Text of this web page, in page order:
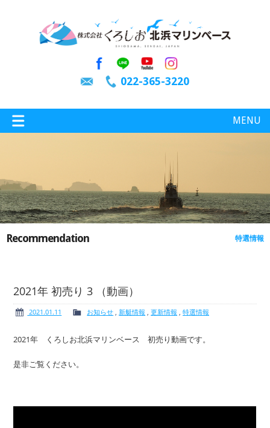
022-365-3220
MENU
特選情報 釣り情報
Recommendation 特選情報
2021年 初売り 3 （動画）
2021.01.11 お知らせ 新艇情報 ,更新情報 ,特選情報
2021年 くろしお北浜マリンベース 初売り動画です。
是非ご覧ください。